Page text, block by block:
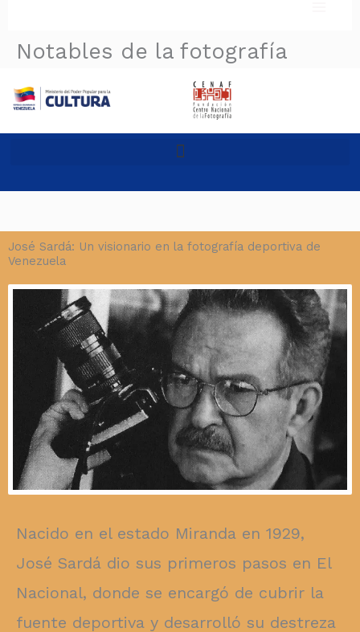
contenido
Notables de la fotografía
José Sardá: Un visionario en la fotografía deportiva de
Venezuela
Nacido en el estado Miranda en 1929,
José Sardá dio sus primeros pasos en El
Nacional, donde se encargó de cubrir la
fuente deportiva y desarrolló su destreza